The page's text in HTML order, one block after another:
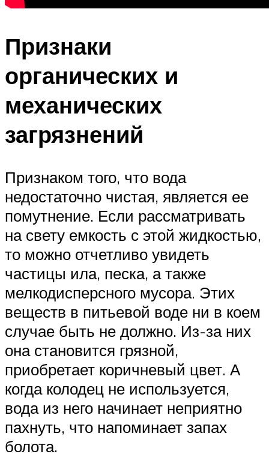
Признаки
органических и
механических
загрязнений
Признаком того, что вода
недостаточно чистая, является ее
помутнение. Если рассматривать
на свету емкость с этой жидкостью,
то можно отчетливо увидеть
частицы ила, песка, а также
мелкодисперсного мусора. Этих
веществ в питьевой воде ни в коем
случае быть не должно. Из-за них
она становится грязной,
приобретает коричневый цвет. А
когда колодец не используется,
вода из него начинает неприятно
пахнуть, что напоминает запах
болота.